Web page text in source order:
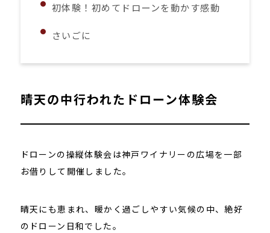
初体験！初めてドローンを動かす感動
さいごに
晴天の中行われたドローン体験会
ドローンの操縦体験会は神戸ワイナリーの広場を一部
お借りして開催しました。
晴天にも恵まれ、暖かく過ごしやすい気候の中、絶好
のドローン日和でした。